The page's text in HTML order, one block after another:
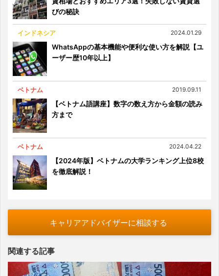
びの秘訣
インドネシア 2024.01.29
WhatsAppの基本機能や便利な使い方を解説【ユ
ーザー歴10年以上】
ベトナム 2019.09.11
【ベトナム語講座】数字の数え方から金額の読み
方まで
ベトナム 2024.04.22
【2024年版】ベトナムの大学ランキング上位8校
を徹底解説！
キャリアアドバイザーに相談する
関連する記事